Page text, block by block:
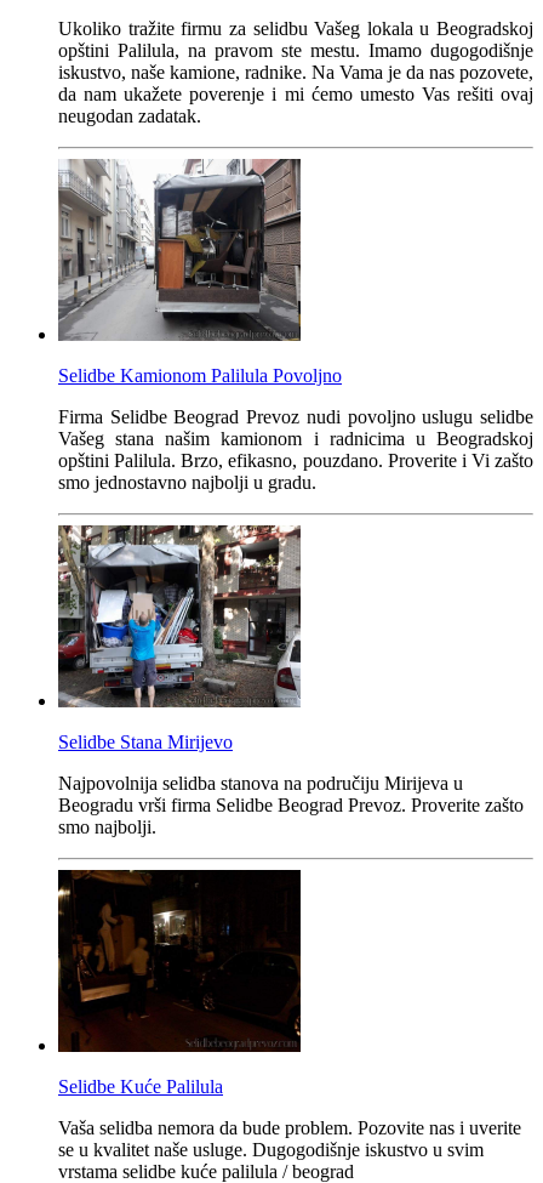
Ukoliko tražite firmu za selidbu Vašeg lokala u Beogradskoj
opštini Palilula, na pravom ste mestu. Imamo dugogodišnje
iskustvo, naše kamione, radnike. Na Vama je da nas pozovete,
da nam ukažete poverenje i mi ćemo umesto Vas rešiti ovaj
neugodan zadatak.
Selidbe Kamionom Palilula Povoljno
Firma Selidbe Beograd Prevoz nudi povoljno uslugu selidbe
Vašeg stana našim kamionom i radnicima u Beogradskoj
opštini Palilula. Brzo, efikasno, pouzdano. Proverite i Vi zašto
smo jednostavno najbolji u gradu.
Selidbe Stana Mirijevo
Najpovolnija selidba stanova na područiju Mirijeva u
Beogradu vrši firma Selidbe Beograd Prevoz. Proverite zašto
smo najbolji.
Selidbe Kuće Palilula
Vaša selidba nemora da bude problem. Pozovite nas i uverite
se u kvalitet naše usluge. Dugogodišnje iskustvo u svim
vrstama selidbe kuće palilula / beograd